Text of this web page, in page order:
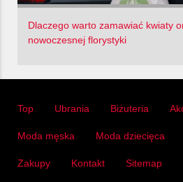
Dlaczego warto zamawiać kwiaty
nowoczesnej florystyki
Top Ubrania Biżuteria
Moda męska Moda dziecięca
Zakupy Kontakt Sitemap